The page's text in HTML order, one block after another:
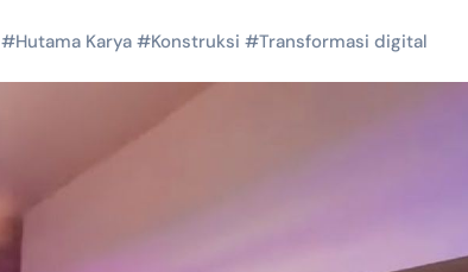
#Hutama Karya #Konstruksi #Transformasi digital